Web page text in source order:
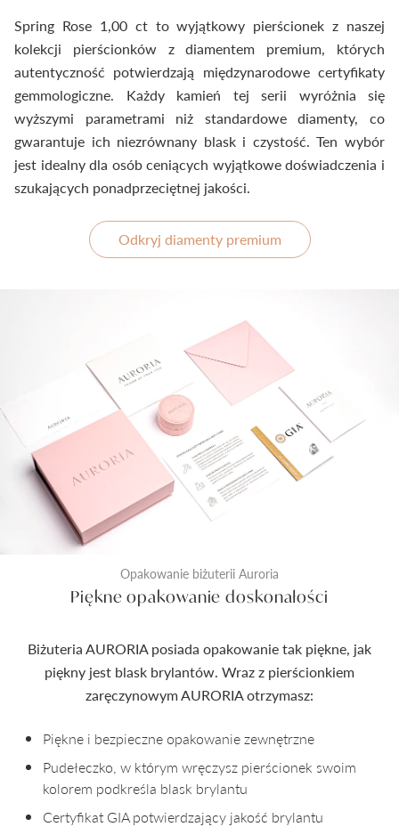
Spring Rose 1,00 ct to wyjątkowy pierścionek z naszej
kolekcji pierścionków z diamentem premium, których
autentyczność potwierdzają międzynarodowe certyfikaty
gemmologiczne. Każdy kamień tej serii wyróżnia się
wyższymi parametrami niż standardowe diamenty, co
gwarantuje ich niezrównany blask i czystość. Ten wybór
jest idealny dla osób ceniących wyjątkowe doświadczenia i
szukających ponadprzeciętnej jakości.
Odkryj diamenty premium
Opakowanie biżuterii Auroria
Piękne opakowanie doskonałości
Biżuteria AURORIA posiada opakowanie tak piękne, jak
piękny jest blask brylantów. Wraz z pierścionkiem
zaręczynowym AURORIA otrzymasz:
Piękne i bezpieczne opakowanie zewnętrzne
Pudełeczko, w którym wręczysz pierścionek swoim
kolorem podkreśla blask brylantu
Certyfikat GIA potwierdzający jakość brylantu